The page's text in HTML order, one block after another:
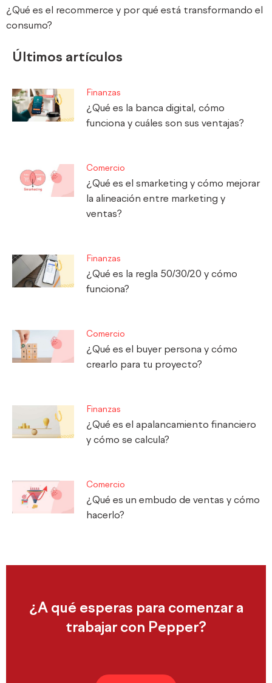
¿Qué es el recommerce y por qué está transformando el
consumo?
Últimos artículos
Finanzas
¿Qué es la banca digital, cómo
funciona y cuáles son sus ventajas?
Comercio
¿Qué es el smarketing y cómo mejorar
la alineación entre marketing y
ventas?
Finanzas
¿Qué es la regla 50/30/20 y cómo
funciona?
Comercio
¿Qué es el buyer persona y cómo
crearlo para tu proyecto?
Finanzas
¿Qué es el apalancamiento financiero
y cómo se calcula?
Comercio
¿Qué es un embudo de ventas y cómo
hacerlo?
¿A qué esperas para comenzar a
trabajar con Pepper?